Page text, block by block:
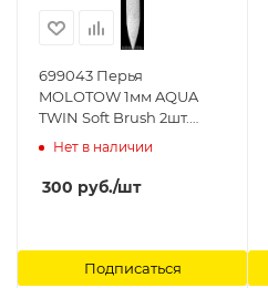
699043 Перья
MOLOTOW 1мм AQUA
TWIN Soft Brush 2шт.
699043 MOLOTOW
Нет в наличии
300 руб./шт
Подписаться